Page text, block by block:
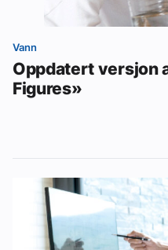
Vann
Oppdatert versjon
Figures»